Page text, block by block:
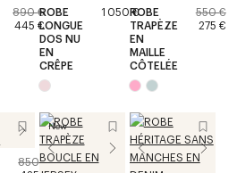
890 €
445 €
ROBE
LONGUE
DOS NU
EN
CRÊPE
1 050 €ROBE
TRAPÈZE
EN
MAILLE
CÔTELÉE
550 €
275 €
850 €
New